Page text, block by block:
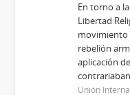
En torno a
Libertad
movimiento
rebelión
aplicación
Unión